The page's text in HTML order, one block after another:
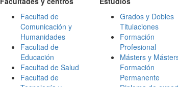
Facultad de
Comunicación y
Humanidades
Facultad de
Educación
Facultad de Salud
Facultad de
Grados y Dobles
Titulaciones
Formación
Profesional
Másters y
Formación
Permanente